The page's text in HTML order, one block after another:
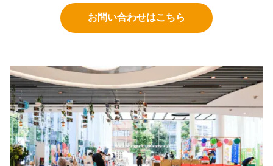
お問い合わせはこちら